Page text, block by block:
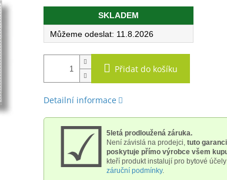
Měrná
SKLADEM
11.8.2026
Přidat do košíku
Detailní informace
☑ 5letá prodloužená záruka.
Není závislá na prodejci, tuto garanci
poskytuje přímo výrobce všem
kteří produkt instalují pro bytové
záruční podmínky.